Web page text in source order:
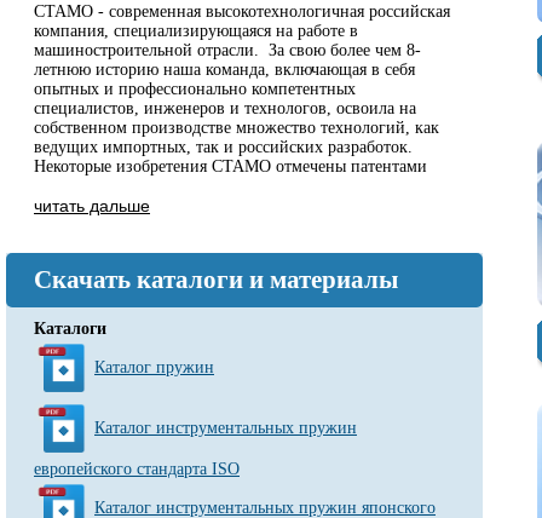
СТАМО - современная высокотехнологичная российская
компания, специализирующаяся на работе в
машиностроительной отрасли. За свою более чем 8-
летнюю историю наша команда, включающая в себя
опытных и профессионально компетентных
специалистов, инженеров и технологов, освоила на
собственном производстве множество технологий, как
ведущих импортных, так и российских разработок.
Некоторые изобретения СТАМО отмечены патентами
читать дальше
Скачать каталоги и материалы
Каталоги
Каталог пружин
Каталог инструментальных пружин
европейского стандарта ISO
Каталог инструментальных пружин японского